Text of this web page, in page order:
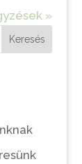
»
Keresés